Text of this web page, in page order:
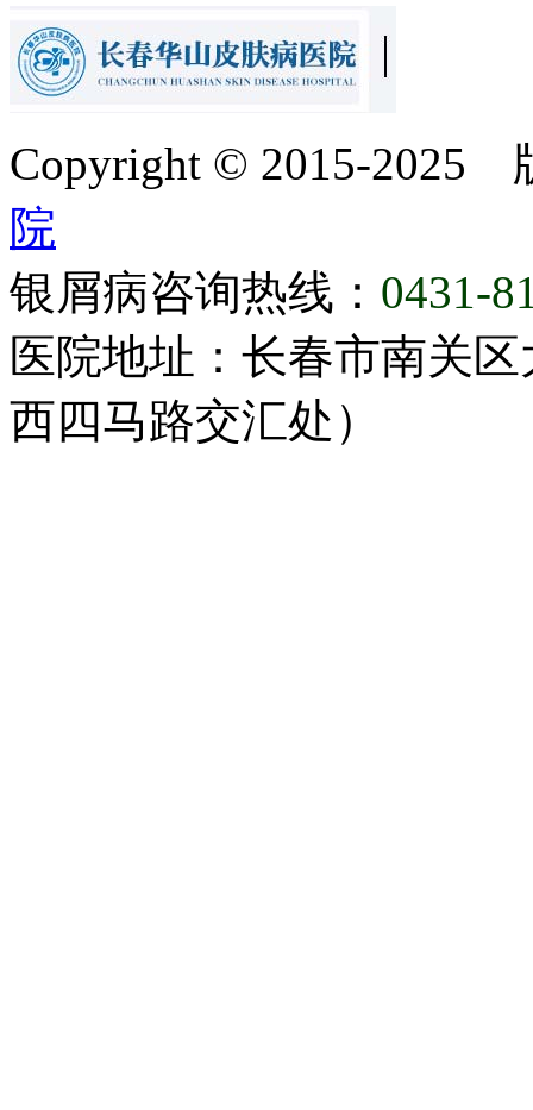
Copyright © 2015-2025
院
银屑病咨询热线： 0431-
医院地址：长春市南关
西四马路交汇处）